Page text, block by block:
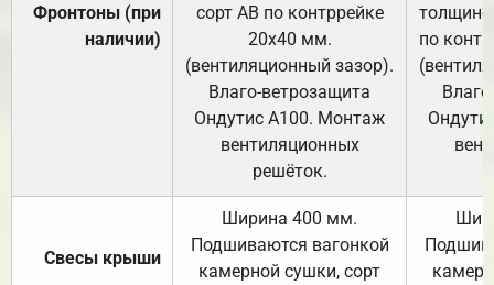
Фронтоны (при
наличии)
сорт АВ по контррейке
20х40 мм.
(вентиляционный зазор).
Влаго-ветрозащита
Ондутис А100. Монтаж
вентиляционных
решёток.
по
Свесы крыши
Ширина 400 мм.
Подшиваются вагонкой
камерной сушки, сорт